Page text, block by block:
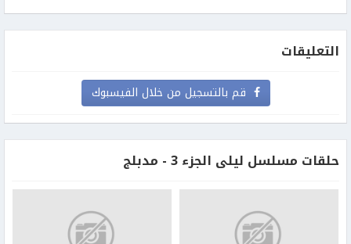
التعليقات
قم بالتسجيل من خلال الفيسبوك
حلقات مسلسل ليلى الجزء 3 - مدبلج